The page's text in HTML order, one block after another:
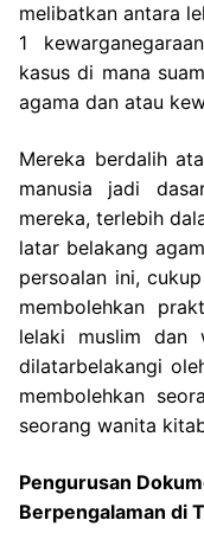
melibatkan antara
1
kasus di mana
agama dan atau
Mereka berdalih
manusia jadi
mereka, terlebih
latar belakang
persoalan ini,
membolehkan
lelaki muslim dan
dilatarbelakangi
membolehkan
seorang wanita
Pengurusan
Berpengalaman di